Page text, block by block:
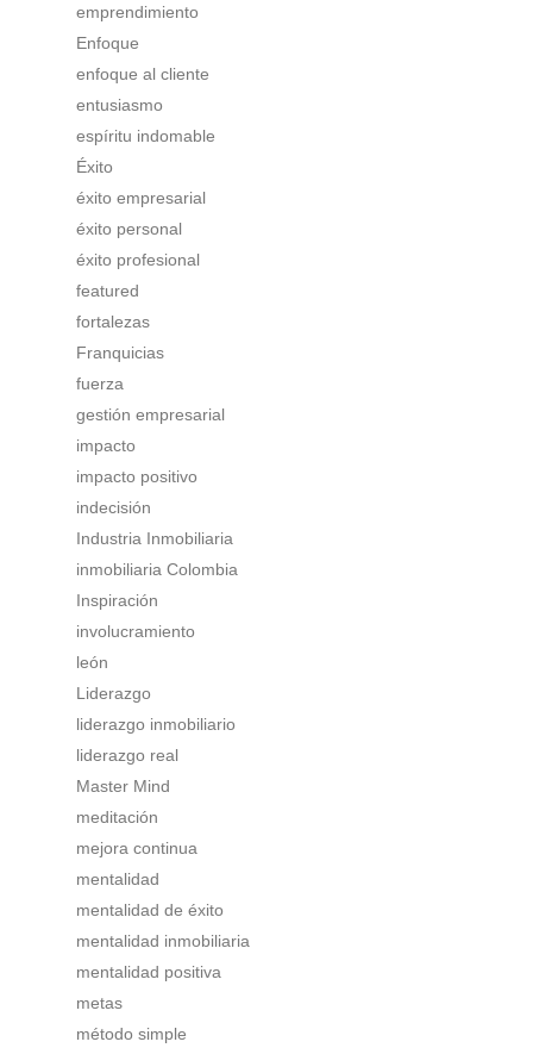
emprendimiento
Enfoque
enfoque al cliente
entusiasmo
espíritu indomable
Éxito
éxito empresarial
éxito personal
éxito profesional
featured
fortalezas
Franquicias
fuerza
gestión empresarial
impacto
impacto positivo
indecisión
Industria Inmobiliaria
inmobiliaria Colombia
Inspiración
involucramiento
león
Liderazgo
liderazgo inmobiliario
liderazgo real
Master Mind
meditación
mejora continua
mentalidad
mentalidad de éxito
mentalidad inmobiliaria
mentalidad positiva
metas
método simple